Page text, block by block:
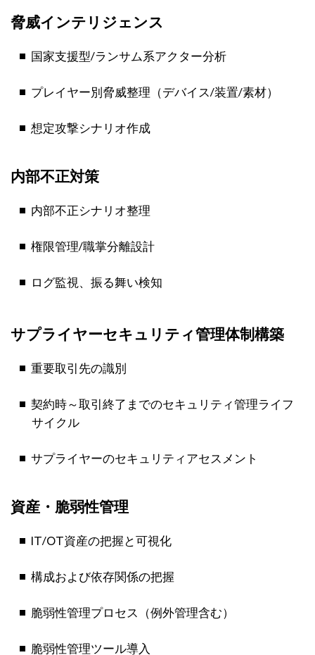
脅威インテリジェンス
国家支援型/ランサム系アクター分析
プレイヤー別脅威整理（デバイス/装置/素材）
想定攻撃シナリオ作成
内部不正対策
内部不正シナリオ整理
権限管理/職掌分離設計
ログ監視、振る舞い検知
サプライヤーセキュリティ管理体制構築
重要取引先の識別
契約時～取引終了までのセキュリティ管理ライフ
サイクル
サプライヤーのセキュリティアセスメント
資産・脆弱性管理
IT/OT資産の把握と可視化
構成および依存関係の把握
脆弱性管理プロセス（例外管理含む）
脆弱性管理ツール導入